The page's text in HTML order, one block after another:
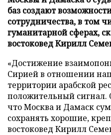
баз создают
сотрудничества, в том
гуманитарной сферах,
востоковед Кирилл
«Достижение
Сирией в отношении
территории арабской
положительный сигнал.
что Москва и Дамаск
сохранять хорошие,
востоковед Кирилл